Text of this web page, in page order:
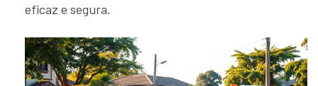
eficaz e segura.